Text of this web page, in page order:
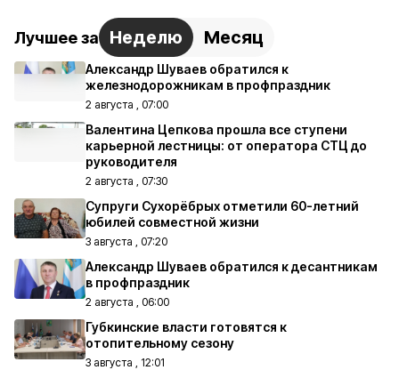
Лучшее за Неделю Месяц
Александр Шуваев обратился к
железнодорожникам в профпраздник
2 августа , 07:00
Валентина Цепкова прошла все ступени
карьерной лестницы: от оператора СТЦ до
руководителя
2 августа , 07:30
Супруги Сухорёбрых отметили 60-летний
юбилей совместной жизни
3 августа , 07:20
Александр Шуваев обратился к десантникам
в профпраздник
2 августа , 06:00
Губкинские власти готовятся к
отопительному сезону
3 августа , 12:01